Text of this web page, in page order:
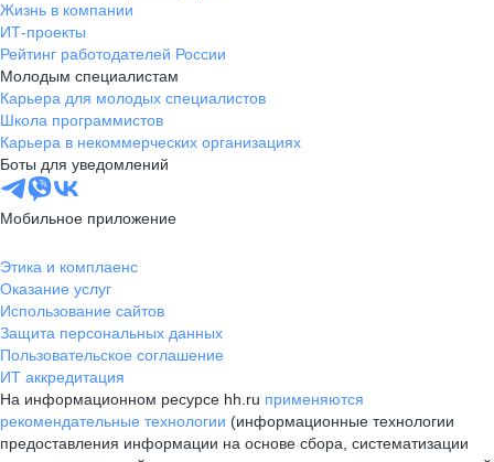
Жизнь в компании
ИТ-проекты
Рейтинг работодателей России
Молодым специалистам
Карьера для молодых специалистов
Школа программистов
Карьера в некоммерческих организациях
Боты для уведомлений
Мобильное приложение
Этика и комплаенс
Оказание услуг
Использование сайтов
Защита персональных данных
Пользовательское соглашение
ИТ аккредитация
На информационном ресурсе hh.ru применяются
рекомендательные технологии (информационные технологии
предоставления информации на основе сбора, систематизации